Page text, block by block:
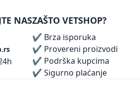
NASZAŠTO VETSHOP?
✔ Brza isporuka
✔ Provereni proizvodi
✔ Podrška kupcima
✔ Sigurno plaćanje